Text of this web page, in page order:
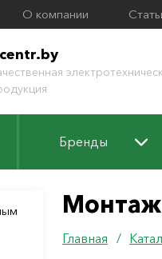
О компании
Бренды
Главная /